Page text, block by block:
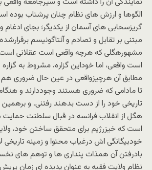
الگوها و ارزش های نظام چنان پرشتاب
گریزسحابی های آسمان از یکدیگر؛ بجای ادغام
مبتنی بر تقابل و تصادم و آنتاگونیسم
مشهورهگلی که هرچه واقعی است عقلانی
است واقعی، اما خوداین گزاره، مشروط به
مطابق آن هرچیزواقعی در عین حال ضروری
تا مادامی که ضروری هستند وجوددارند و
تاریخی خود را از دست بدهند رفتنی. و
هگل از انقلاب فرانسه در قبال سلطنت
است که خیزرژیم برای متحقق ساختن خود،
خودبیگانگی اش درغیاب محتوا و زمینه تاریخی
بادرفتن آن همذات پنداری ها و توهم های
نظام ولایت فقیه به عنوان پدیده ای زمان